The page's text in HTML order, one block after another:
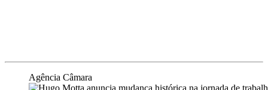
Agência Câmara